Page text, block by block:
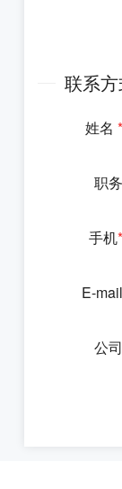
联系
姓名 *
职务
手机*
E-mail
公司